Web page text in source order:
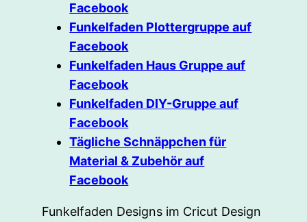
Facebook
Funkelfaden Plottergruppe auf
Facebook
Funkelfaden Haus Gruppe auf
Facebook
Funkelfaden DIY-Gruppe auf
Facebook
Tägliche Schnäppchen für
Material & Zubehör auf
Facebook
Funkelfaden Designs im Cricut Design